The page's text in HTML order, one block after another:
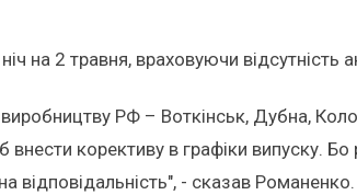
на 2 травня, враховуючи відсутність
РФ – Воткінськ, Дубна,
корективу в графіки випуску.
відповідальність", - сказав Романенко.